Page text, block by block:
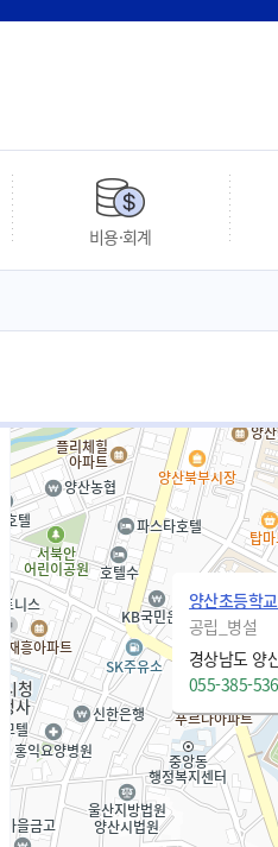
비용·회계
양산초등학
공립_병설
경상남도 양
055-385-